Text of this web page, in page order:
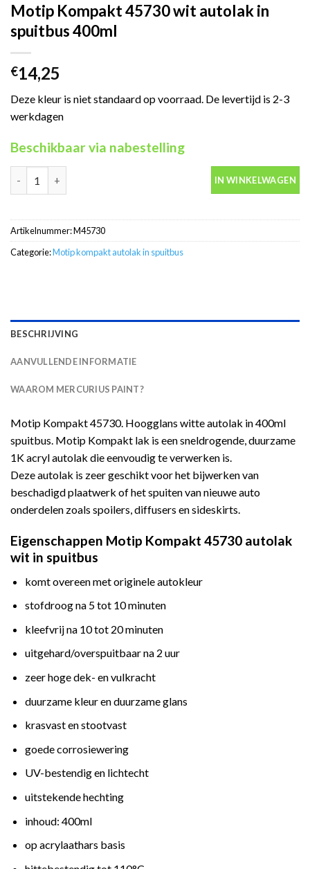
Motip Kompakt 45730 wit autolak in
spuitbus 400ml
€14,25
Deze kleur is niet standaard op voorraad. De levertijd is 2-3
werkdagen
Beschikbaar via nabestelling
Motip Kompakt 45730 wit autolak in spuitbus 400ml aantal
IN WINKELWAGEN
Artikelnummer:M45730
Categorie:Motip kompakt autolak in spuitbus
BESCHRIJVING
AANVULLENDE INFORMATIE
WAAROM MERCURIUS PAINT?
Motip Kompakt 45730. Hoogglans witte autolak in 400ml
spuitbus. Motip Kompakt lak is een sneldrogende, duurzame
1K acryl autolak die eenvoudig te verwerken is.
Deze autolak is zeer geschikt voor het bijwerken van
beschadigd plaatwerk of het spuiten van nieuwe auto
onderdelen zoals spoilers, diffusers en sideskirts.
Eigenschappen Motip Kompakt 45730 autolak
wit in spuitbus
komt overeen met originele autokleur
stofdroog na 5 tot 10 minuten
kleefvrij na 10 tot 20 minuten
uitgehard/overspuitbaar na 2 uur
zeer hoge dek- en vulkracht
duurzame kleur en duurzame glans
krasvast en stootvast
goede corrosiewering
UV-bestendig en lichtecht
uitstekende hechting
inhoud: 400ml
op acrylaathars basis